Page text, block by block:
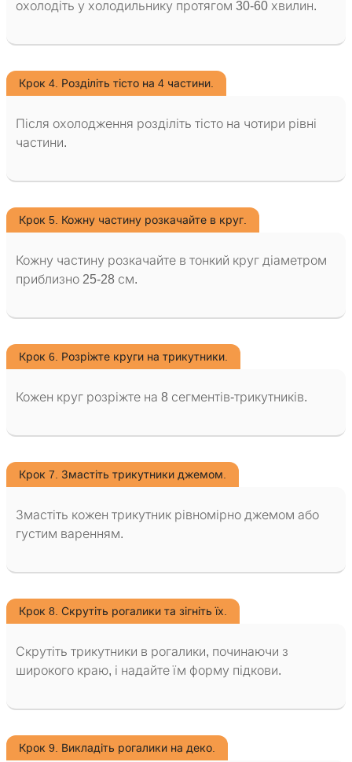
охолодіть у холодильнику протягом 30-60 хвилин.
Крок 4. Розділіть тісто на 4 частини.
Після охолодження розділіть тісто на чотири рівні
частини.
Крок 5. Кожну частину розкачайте в круг.
Кожну частину розкачайте в тонкий круг діаметром
приблизно 25-28 см.
Крок 6. Розріжте круги на трикутники.
Кожен круг розріжте на 8 сегментів-трикутників.
Крок 7. Змастіть трикутники джемом.
Змастіть кожен трикутник рівномірно джемом або
густим варенням.
Крок 8. Скрутіть рогалики та зігніть їх.
Скрутіть трикутники в рогалики, починаючи з
широкого краю, і надайте їм форму підкови.
Крок 9. Викладіть рогалики на деко.